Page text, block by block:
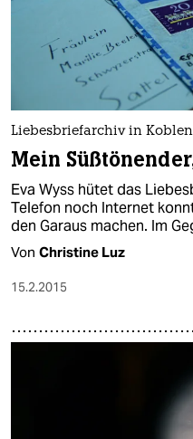
Liebesbriefarchiv in
Mein
Eva Wyss hütet das
Telefon noch Internet
den Garaus machen. Im
Von Christine Luz
15.2.2015